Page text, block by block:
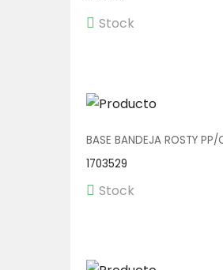
Stock
BASE BANDEJA ROSTY
1703529
Stock